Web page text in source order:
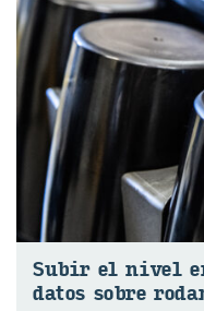
Subir el nivel
datos sobre